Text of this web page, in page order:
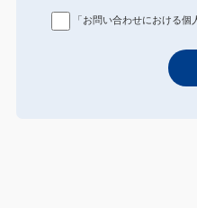
電子メール：info@ipresence.jp
電話番号：
（３）個人情報の利用目的
お客様からお預かりした個
「お問い合わせにおける